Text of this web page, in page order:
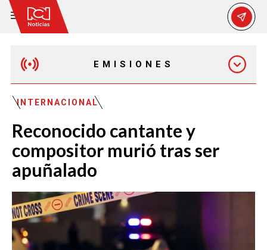
EMISIONES
MAÑANA EXPRESS
EMISIÓN 12:30 PM
EMISIÓN 11:30 PM
INTERNACIONAL
Reconocido cantante y
compositor murió tras ser
apuñalado